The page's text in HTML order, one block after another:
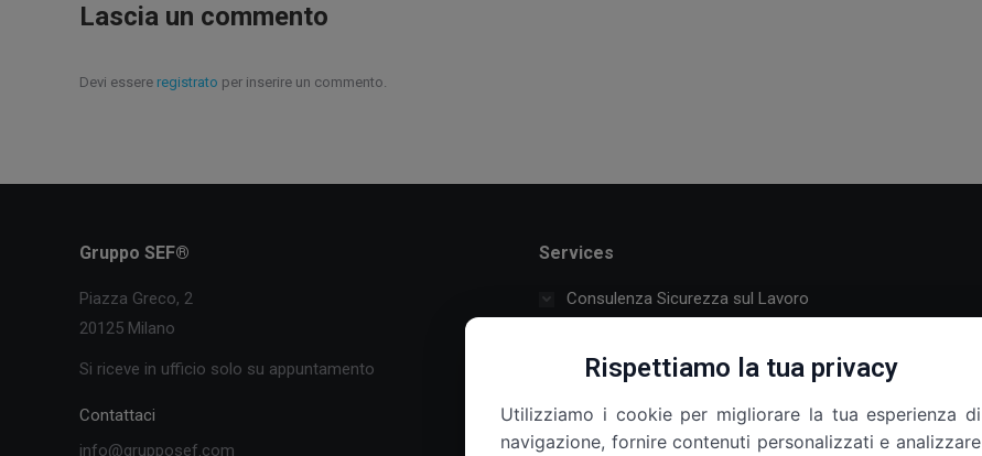
Lascia un commento
Devi essere registrato per inserire un commento.
Gruppo SEF®
Piazza Greco, 2
20125 Milano
Si riceve in ufficio solo su appuntamento
Contattaci
info@grupposef.com
Services
Consulenza Sicurezza sul Lavoro
rischio associati alle differenti mansioni svolte in
migliorare le condizioni di lavoro.
Rispettiamo la tua privacy
Utilizziamo i cookie per migliorare la tua esperienza di
navigazione, fornire contenuti personalizzati e analizzare